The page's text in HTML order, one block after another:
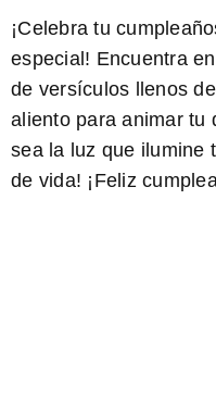
¡Celebra tu
especial! Encuentra
de versículos llenos
aliento para animar tu
sea la luz que ilumine
de vida! ¡Feliz